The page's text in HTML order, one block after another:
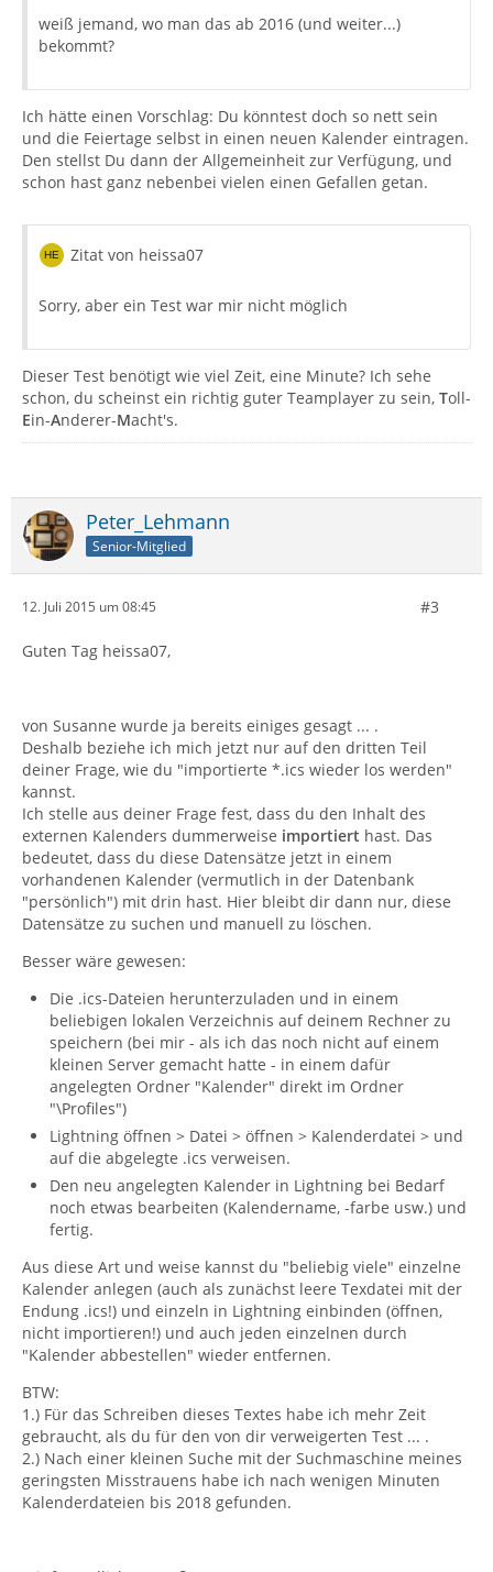
weiß jemand, wo man das ab 2016 (und weiter...)
bekommt?
Ich hätte einen Vorschlag: Du könntest doch so nett sein
und die Feiertage selbst in einen neuen Kalender eintragen.
Den stellst Du dann der Allgemeinheit zur Verfügung, und
schon hast ganz nebenbei vielen einen Gefallen getan.
Zitat von heissa07
Sorry, aber ein Test war mir nicht möglich
Dieser Test benötigt wie viel Zeit, eine Minute? Ich sehe
schon, du scheinst ein richtig guter Teamplayer zu sein, Toll-
Ein-Anderer-Macht's.
Peter_Lehmann
Senior-Mitglied
12. Juli 2015 um 08:45 #3
Guten Tag heissa07,
von Susanne wurde ja bereits einiges gesagt ... .
Deshalb beziehe ich mich jetzt nur auf den dritten Teil
deiner Frage, wie du "importierte *.ics wieder los werden"
kannst.
Ich stelle aus deiner Frage fest, dass du den Inhalt des
externen Kalenders dummerweise importiert hast. Das
bedeutet, dass du diese Datensätze jetzt in einem
vorhandenen Kalender (vermutlich in der Datenbank
"persönlich") mit drin hast. Hier bleibt dir dann nur, diese
Datensätze zu suchen und manuell zu löschen.
Besser wäre gewesen:
Die .ics-Dateien herunterzuladen und in einem
beliebigen lokalen Verzeichnis auf deinem Rechner zu
speichern (bei mir - als ich das noch nicht auf einem
kleinen Server gemacht hatte - in einem dafür
angelegten Ordner "Kalender" direkt im Ordner
"\Profiles")
Lightning öffnen > Datei > öffnen > Kalenderdatei > und
auf die abgelegte .ics verweisen.
Den neu angelegten Kalender in Lightning bei Bedarf
noch etwas bearbeiten (Kalendername, -farbe usw.) und
fertig.
Aus diese Art und weise kannst du "beliebig viele" einzelne
Kalender anlegen (auch als zunächst leere Texdatei mit der
Endung .ics!) und einzeln in Lightning einbinden (öffnen,
nicht importieren!) und auch jeden einzelnen durch
"Kalender abbestellen" wieder entfernen.
BTW:
1.) Für das Schreiben dieses Textes habe ich mehr Zeit
gebraucht, als du für den von dir verweigerten Test ... .
2.) Nach einer kleinen Suche mit der Suchmaschine meines
geringsten Misstrauens habe ich nach wenigen Minuten
Kalenderdateien bis 2018 gefunden.